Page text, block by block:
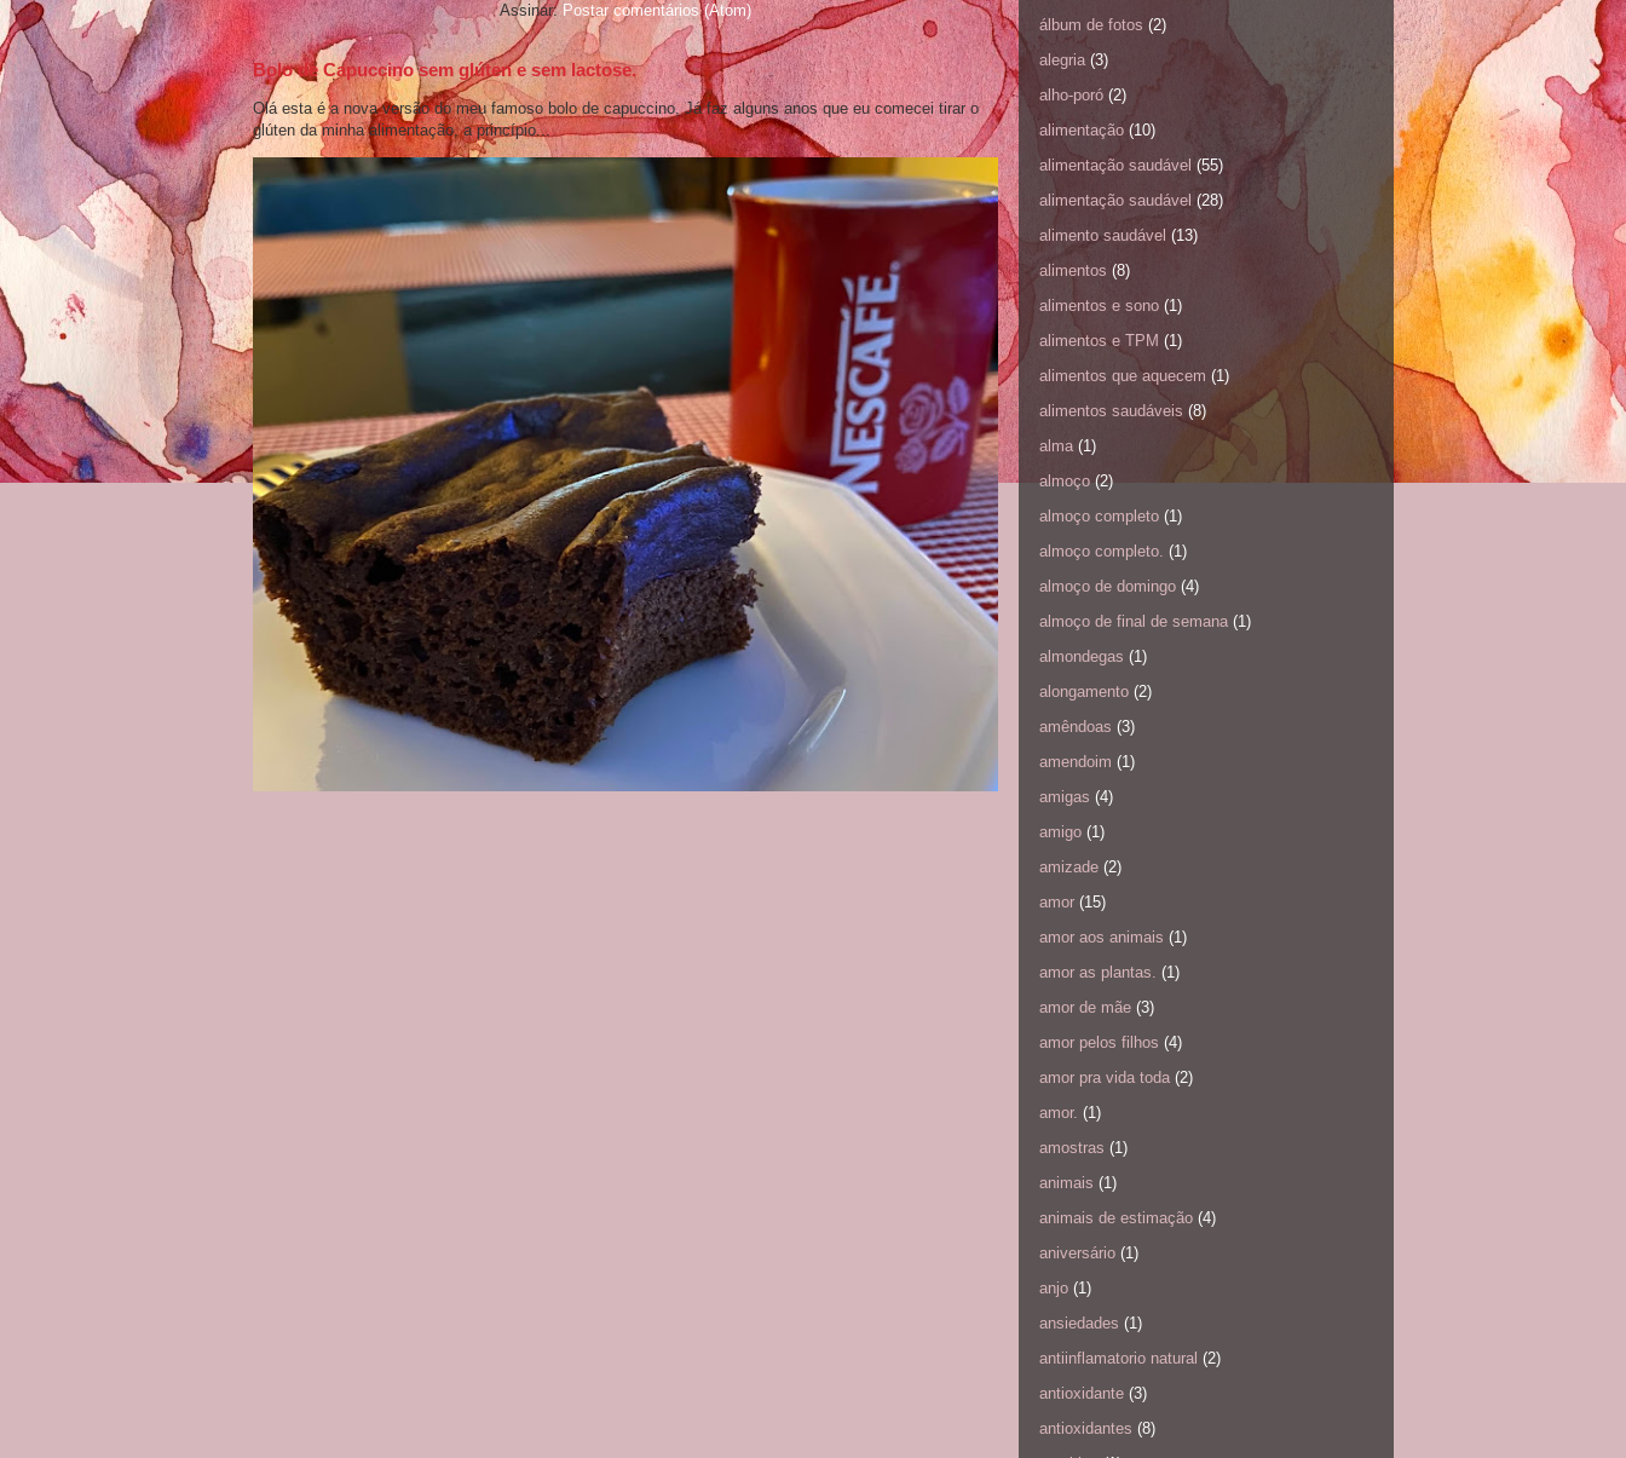
Assinar: Postar comentários (Atom)
Bolo de Capuccino sem glúten e sem lactose.
Olá esta é a nova versão do meu famoso bolo de capuccino, Já faz alguns anos que eu comecei tirar o
glúten da minha alimentação, a princípio...
álbum de fotos (2)
alegria (3)
alho-poró (2)
alimentação (10)
alimentação saudável (55)
alimentação saudável (28)
alimento saudável (13)
alimentos (8)
alimentos e sono (1)
alimentos e TPM (1)
alimentos que aquecem (1)
alimentos saudáveis (8)
alma (1)
almoço (2)
almoço completo (1)
almoço completo. (1)
almoço de domingo (4)
almoço de final de semana (1)
almondegas (1)
alongamento (2)
amêndoas (3)
amendoim (1)
amigas (4)
amigo (1)
amizade (2)
amor (15)
amor aos animais (1)
amor as plantas. (1)
amor de mãe (3)
amor pelos filhos (4)
amor pra vida toda (2)
amor. (1)
amostras (1)
animais (1)
animais de estimação (4)
aniversário (1)
anjo (1)
ansiedades (1)
antiinflamatorio natural (2)
antioxidante (3)
antioxidantes (8)